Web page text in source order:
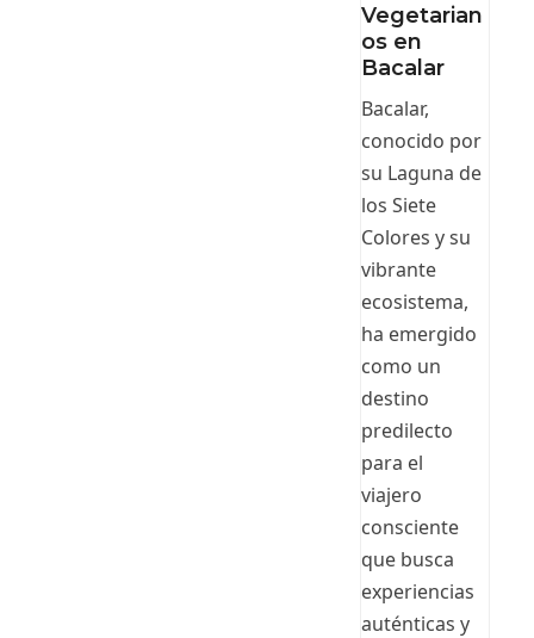
Vegetarian
os en
Bacalar
Bacalar,
conocido por
su Laguna de
los Siete
Colores y su
vibrante
ecosistema,
ha emergido
como un
destino
predilecto
para el
viajero
consciente
que busca
experiencias
auténticas y